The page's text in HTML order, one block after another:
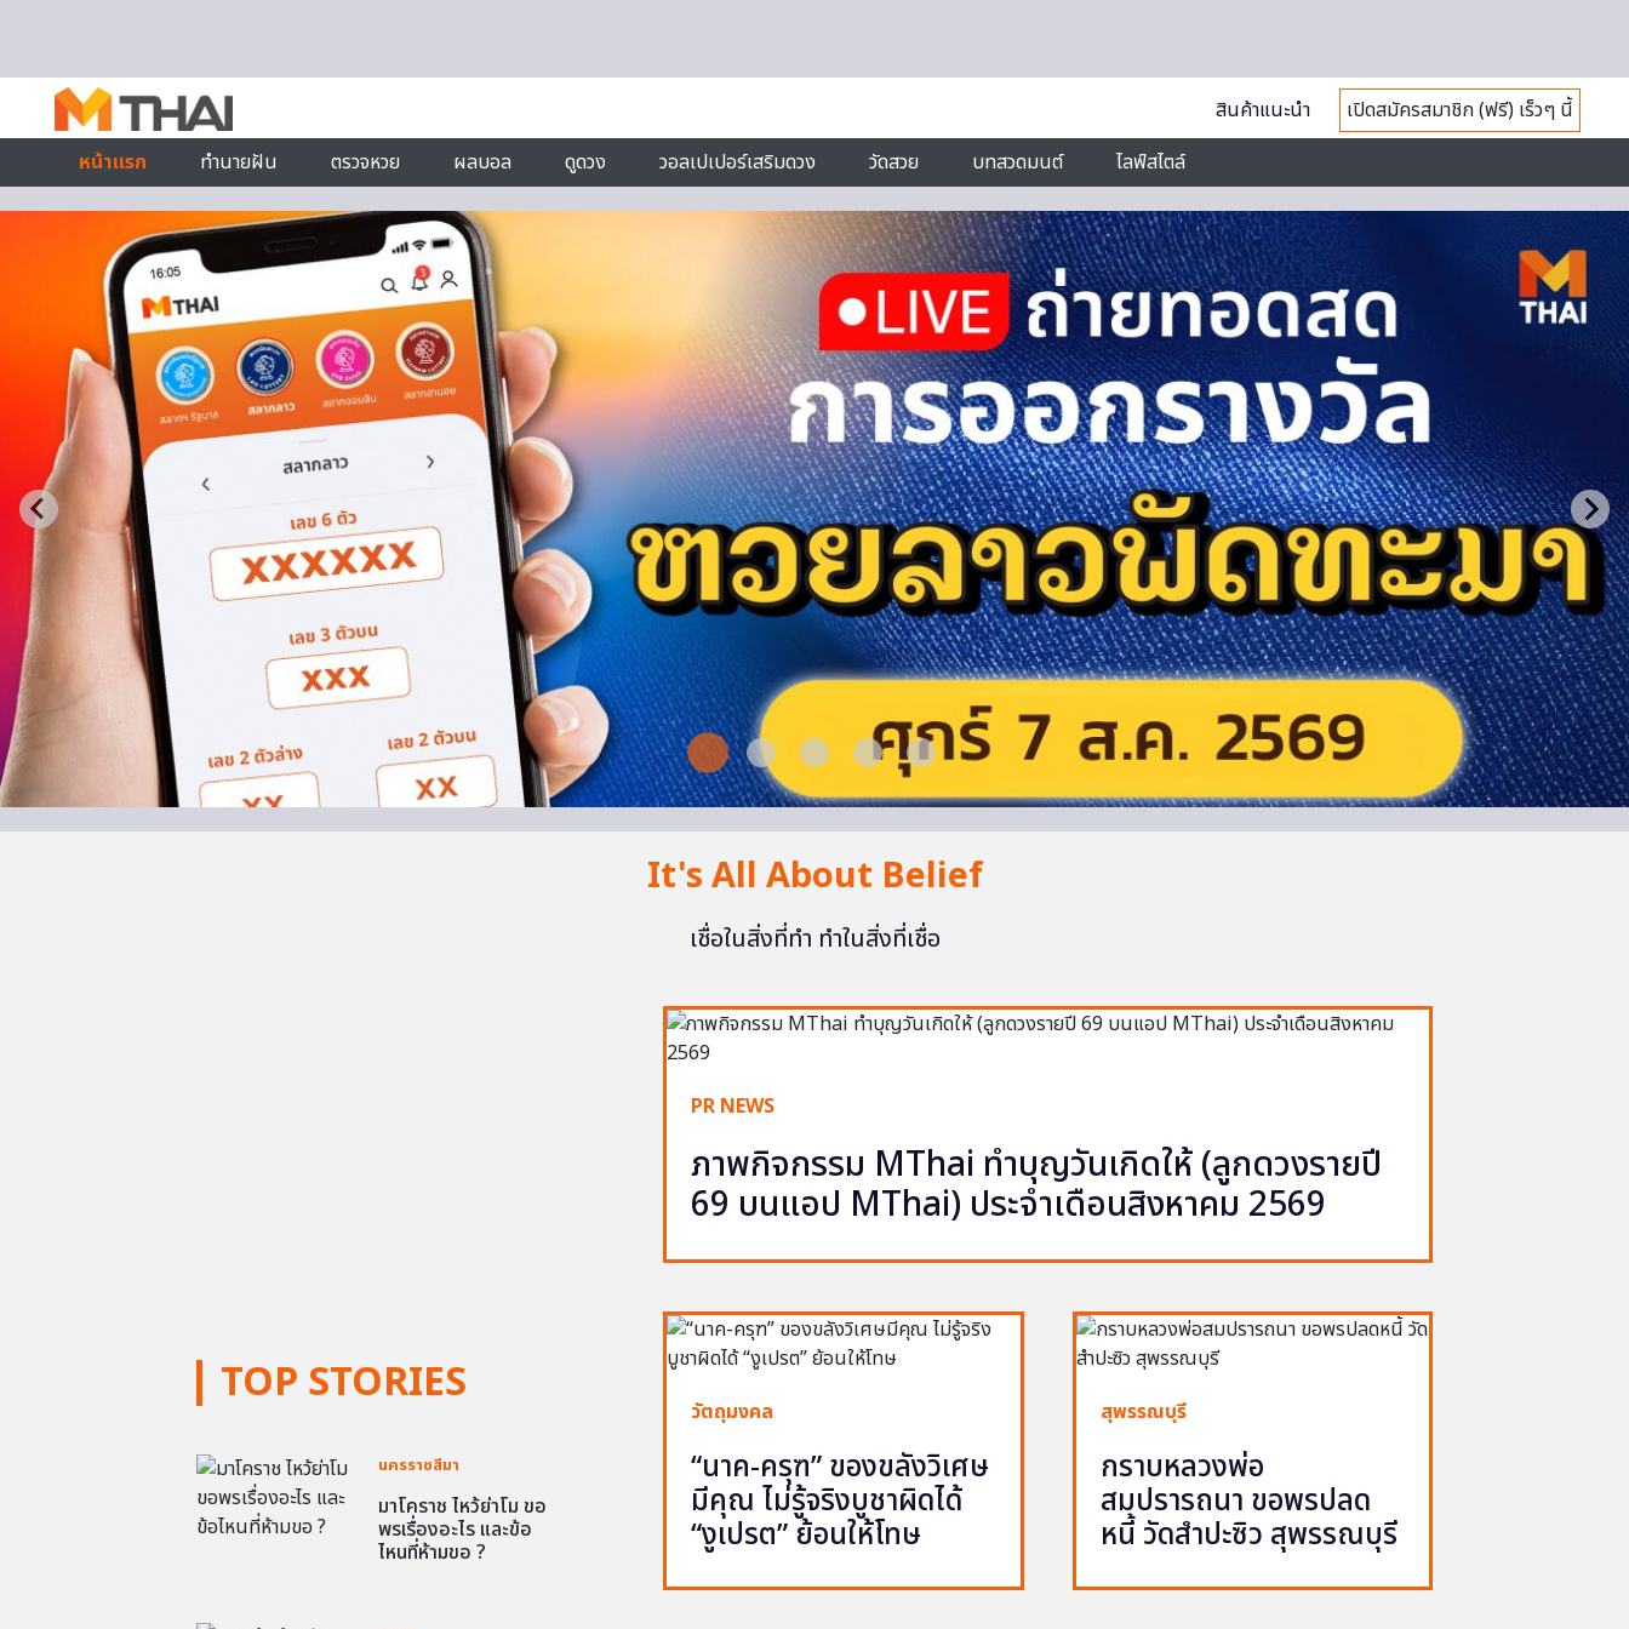
สินค้าแนะนำ
เปิดสมัครสมาชิก (ฟรี) เร็วๆ นี้
หน้าแรก
ทำนายฝัน ตรวจหวย ผลบอล ดูดวง วอลเปเปอร์เสริมดวง วัดสวย บทสวดมนต์ ไลฟ์สไตล์
It's All About Belief
เชื่อในสิ่งที่ทำ ทำในสิ่งที่เชื่อ
TOP STORIES
นครราชสีมา
มาโคราช ไหว้ย่าโม ขอ
พรเรื่องอะไร และข้อ
ไหนที่ห้ามขอ ?
PR NEWS
ภาพกิจกรรม MThai ทำบุญวันเกิดให้ (ลูกดวงรายปี
69 บนแอป MThai) ประจำเดือนสิงหาคม 2569
วัตถุมงคล
“นาค-ครุฑ” ของขลังวิเศษ
มีคุณ ไม่รู้จริงบูชาผิดได้
“งูเปรต” ย้อนให้โทษ
สุพรรณบุรี
กราบหลวงพ่อ
สมปรารถนา ขอพรปลด
หนี้ วัดสำปะซิว สุพรรณบุรี